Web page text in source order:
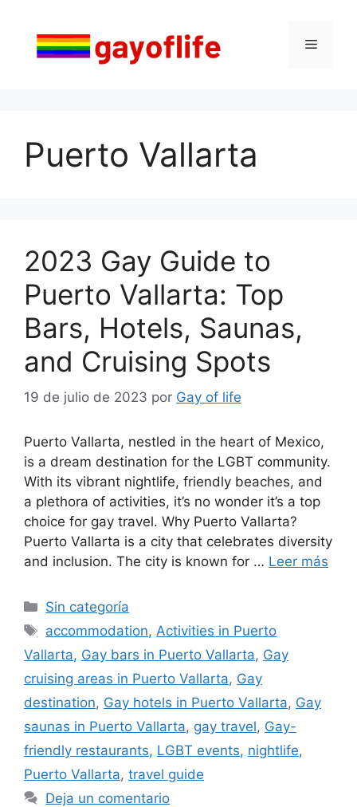
contenido
Menú
Puerto Vallarta
2023 Gay Guide to
Puerto Vallarta: Top
Bars, Hotels, Saunas,
and Cruising Spots
19 de julio de 2023 por Gay of life
Puerto Vallarta, nestled in the heart of Mexico,
is a dream destination for the LGBT community.
With its vibrant nightlife, friendly beaches, and
a plethora of activities, it’s no wonder it’s a top
choice for gay travel. Why Puerto Vallarta?
Puerto Vallarta is a city that celebrates diversity
and inclusion. The city is known for … Leer más
Categorías
Sin categoría
Etiquetas
accommodation, Activities in Puerto
Vallarta, Gay bars in Puerto Vallarta, Gay
cruising areas in Puerto Vallarta, Gay
destination, Gay hotels in Puerto Vallarta, Gay
saunas in Puerto Vallarta, gay travel, Gay-
friendly restaurants, LGBT events, nightlife,
Puerto Vallarta, travel guide
Deja un comentario